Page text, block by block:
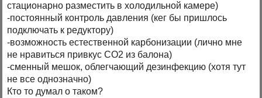
стационарно разместить в холодильной камере)
-постоянный контроль давления (кег бы пришлось
подключать к редуктору)
-возможность естественной карбонизации (лично мне
не нравиться привкус СО2 из балона)
-сменный мешок, облегчающий дезинфекцию (хотя тут
не все однозначно)
Кто то думал о таком?